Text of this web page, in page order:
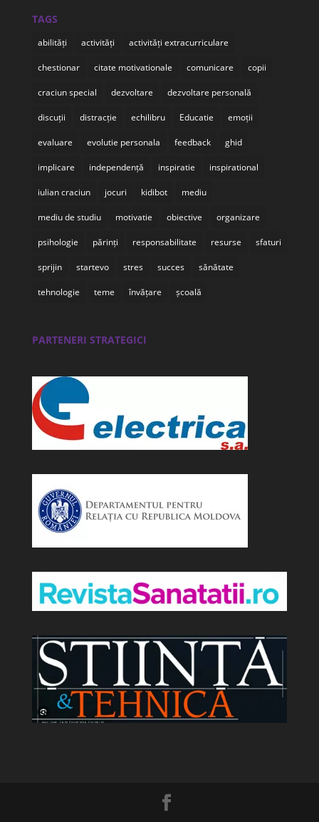
TAGS
abilități activități activități extracurriculare
chestionar citate motivationale comunicare copii
craciun special dezvoltare dezvoltare personală
discuții distracție echilibru Educatie emoții
evaluare evolutie personala feedback ghid
implicare independență inspiratie inspirational
iulian craciun jocuri kidibot mediu
mediu de studiu motivatie obiective organizare
psihologie părinți responsabilitate resurse sfaturi
sprijin startevo stres succes sănătate
tehnologie teme învățare școală
PARTENERI STRATEGICI